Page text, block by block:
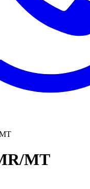
MT